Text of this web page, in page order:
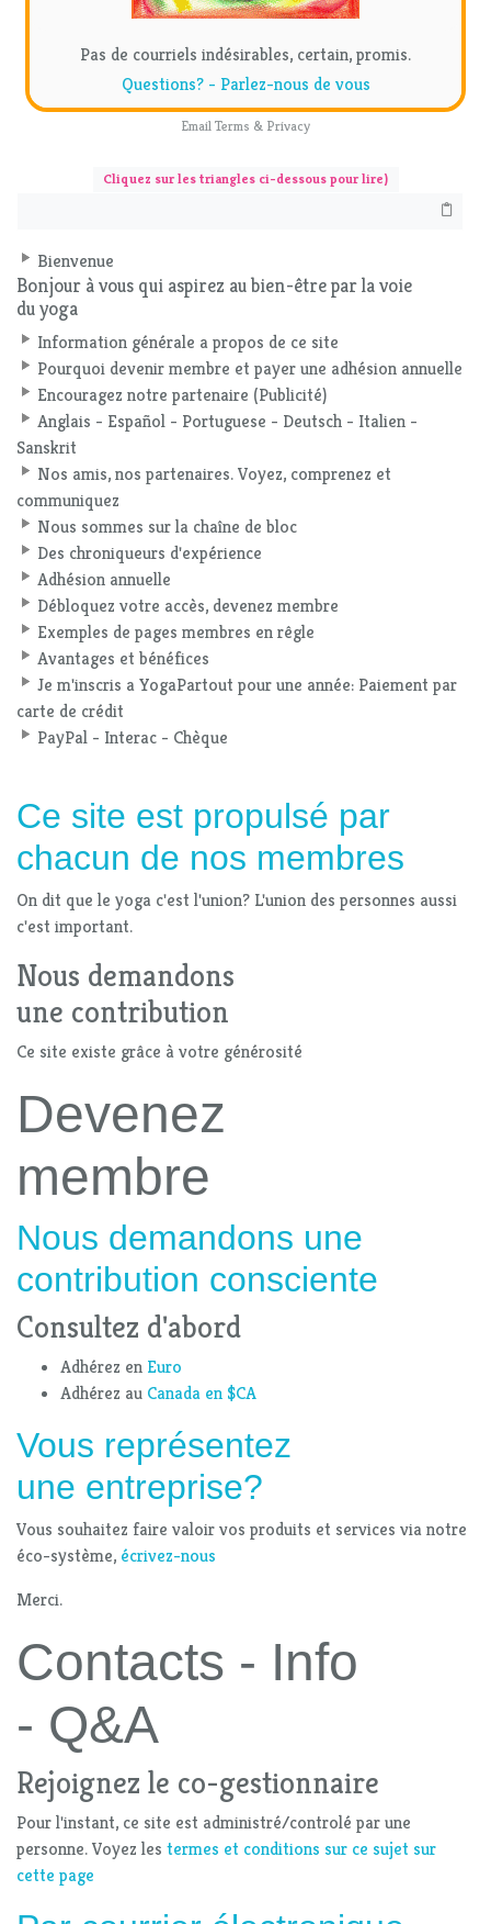
Pas de courriels indésirables, certain, promis.
Questions? - Parlez-nous de vous
EmailTerms & Privacy
Cliquez sur les triangles ci-dessous pour lire)
Bienvenue
Bonjour à vous qui aspirez au bien-être par la voie
du yoga
Information générale a propos de ce site
Pourquoi devenir membre et payer une adhésion annuelle
Encouragez notre partenaire (Publicité)
Anglais - Español - Portuguese - Deutsch - Italien -
Sanskrit
Nos amis, nos partenaires. Voyez, comprenez et
communiquez
Nous sommes sur la chaîne de bloc
Des chroniqueurs d'expérience
Adhésion annuelle
Débloquez votre accès, devenez membre
Exemples de pages membres en rêgle
Avantages et bénéfices
Je m'inscris a YogaPartout pour une année: Paiement par
carte de crédit
PayPal - Interac - Chèque
Ce site est propulsé par
chacun de nos membres
On dit que le yoga c'est l'union? L'union des personnes aussi
c'est important.
Nous demandons
une contribution
Ce site existe grâce à votre générosité
Devenez
membre
Nous demandons une
contribution consciente
Consultez d'abord
Adhérez en Euro
Adhérez au Canada en $CA
Vous représentez
une entreprise?
Vous souhaitez faire valoir vos produits et services via notre
éco-système, écrivez-nous
Merci.
Contacts - Info
- Q&A
Rejoignez le co-gestionnaire
Pour l'instant, ce site est administré/controlé par une
personne. Voyez les termes et conditions sur ce sujet sur
cette page